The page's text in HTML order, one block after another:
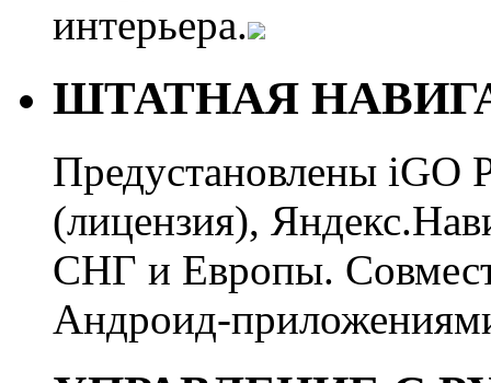
интерьера.
ШТАТНАЯ
Предустановлены
(лицензия),
СНГ и Европы.
Андроид-